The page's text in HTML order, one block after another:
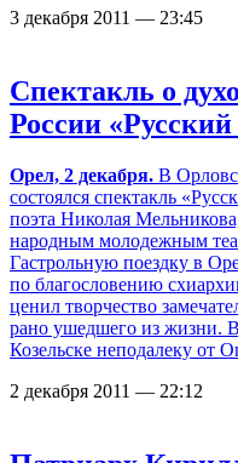
3 декабря 2011 — 23:45
Спектакль о
России
Орел, 2 декабря. В
состоялся спектакль
поэта Николая
народным молодежным
Гастрольную поездку в
по благословению
ценил творчество
рано ушедшего из жизни.
Козельске неподалеку от
2 декабря 2011 — 22:12